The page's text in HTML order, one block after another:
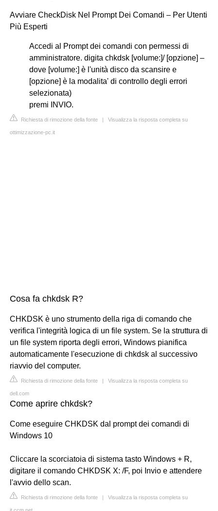
Avviare CheckDisk Nel Prompt Dei Comandi – Per Utenti
Più Esperti
Accedi al Prompt dei comandi con permessi di
amministratore. digita chkdsk [volume:]/ [opzione] –
dove [volume:] è l'unità disco da scansire e
[opzione] è la modalita' di controllo degli errori
selezionata)
premi INVIO.
Richiesta di rimozione della fonte | Visualizza la risposta completa su
ottimizzazione-pc.it
Cosa fa chkdsk R?
CHKDSK è uno strumento della riga di comando che
verifica l'integrità logica di un file system. Se la struttura di
un file system riporta degli errori, Windows pianifica
automaticamente l'esecuzione di chkdsk al successivo
riavvio del computer.
Richiesta di rimozione della fonte | Visualizza la risposta completa su
dell.com
Come aprire chkdsk?
Come eseguire CHKDSK dal prompt dei comandi di
Windows 10
Cliccare la scorciatoia di sistema tasto Windows + R,
digitare il comando CHKDSK X: /F, poi Invio e attendere
l'avvio dello scan.
Richiesta di rimozione della fonte | Visualizza la risposta completa su
it.ccm.net